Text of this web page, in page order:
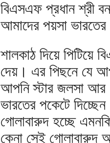
বিএসএফ প্রধান শ্রী
আমাদের পয়সা ভারতের
শালকাঠ দিয়ে পিটিয়ে
দেয়। এর পিছনে যে
আপনি স্টার জলসা আর
ভারতের পকেটে
গোলাবারুদ হচ্ছে
কেনা সেই গোলাবারুদ